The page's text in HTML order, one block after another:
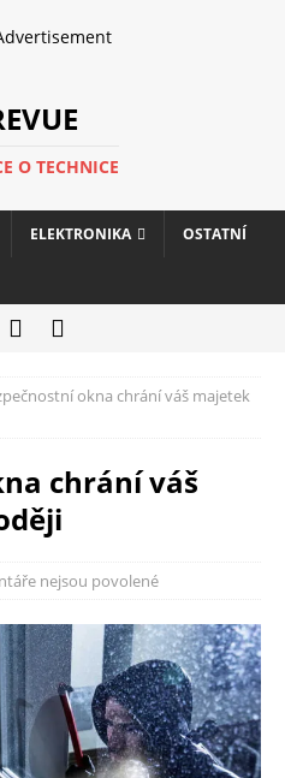
O TECHNICE
ELEKTRONIKA OSTATNÍ
okna chrání váš majetek
chrání váš
nejsou povolené